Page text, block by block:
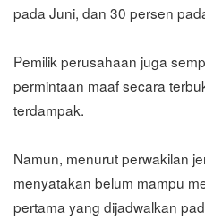
pada Juni, dan 30 persen
Pemilik perusahaan juga
permintaan maaf secara
terdampak.
Namun, menurut perwakilan
menyatakan belum mampu
pertama yang dijadwalkan